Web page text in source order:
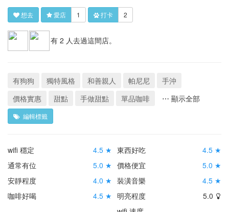
想去 愛店 1 打卡 2
有 2 人去過這間店。
有狗狗 獨特風格 和善親人 帕尼尼
手沖
價格實惠
甜點 手做甜點 單品咖啡 ⋯ 顯示全部
編輯標籤
wifi 穩定
4.5 ★
通常有位
5.0 ★
安靜程度
4.0 ★
咖啡好喝
4.5 ★
東西好吃
4.5 ★
價格便宜
5.0 ★
裝潢音樂
4.5 ★
明亮程度
5.0